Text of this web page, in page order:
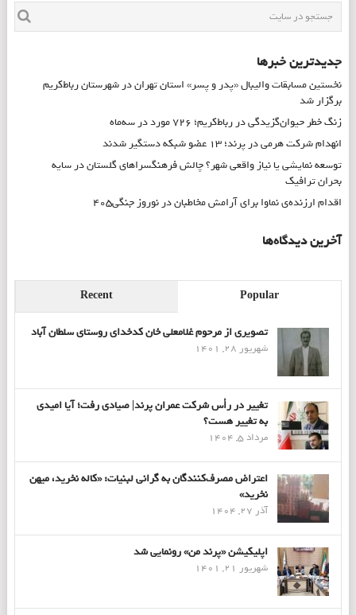
جدیدترین خبرها
نخستین مسابقات والیبال «پدر و پسر» استان تهران در شهرستان رباط‌کریم
برگزار شد
زنگ خطر حیوان‌گزیدگی در رباط‌کریم؛ ۷۲۶ مورد در سه‌ماه
انهدام شرکت هرمی در پرند؛ ۱۳ عضو شبکه دستگیر شدند
توسعه نمایشی یا نیاز واقعی شهر؟ چالش فرهنگسراهای گلستان در سایه
بحران ترافیک
اقدام ارزنده‌ی نماوا برای آرامش مخاطبان در نوروز جنگی۴۰۵
آخرین دیدگاه‌ها
Popular
Recent
تصویری از مرحوم غلامعلی خان کدخدای روستای سلطان آباد
شهریور 28, 1401
تغییر در رأس شرکت عمران پرند| صیادی رفت؛ آیا امیدی
به تغییر هست؟
مرداد 5, 1404
اعتراض مصرف‌کنندگان به گرانی لبنیات: «کاله نخرید، میهن
نخرید»
آذر 27, 1404
اپلیکیشن «پرند من» رونمایی شد
شهریور 21, 1401